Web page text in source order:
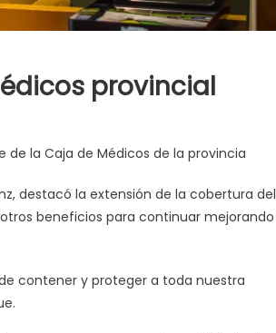
provincial
de la Caja de Médicos de la provincia
destacó la extensión de la cobertura del
beneficios para continuar mejorando
contener y proteger a toda nuestra